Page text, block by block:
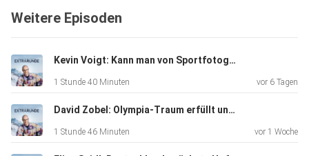
ihn
„seinen
Mädels" 🥲
Wir blicken aber nicht nur zurück, denn Kristian übernimmt
Weitere Episoden
Kevin Voigt: Kann man von Sportfotografie wirklich leben?
1 Stunde 40 Minuten vor 6 Tagen
David Zobel: Olympia-Traum erfüllt und am Ende trotzdem aussortiert.
1 Stunde 46 Minuten vor 1 Woche